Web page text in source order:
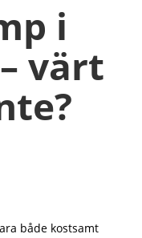
i
värt
både kostsamt